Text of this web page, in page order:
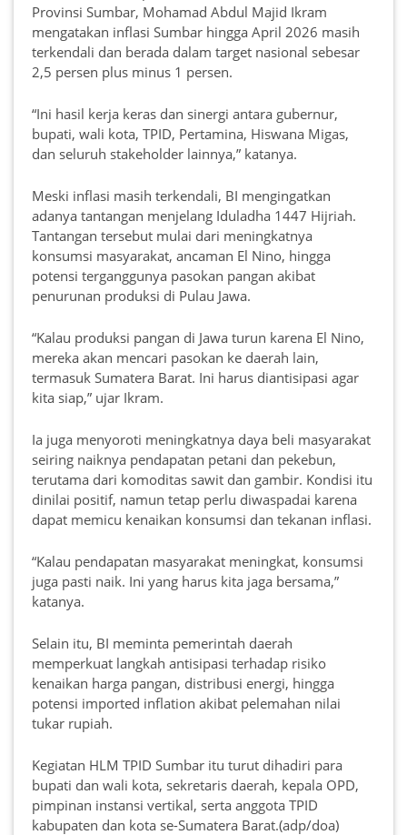
Provinsi Sumbar, Mohamad Abdul Majid Ikram
mengatakan inflasi Sumbar hingga April 2026 masih
terkendali dan berada dalam target nasional sebesar
2,5 persen plus minus 1 persen.
“Ini hasil kerja keras dan sinergi antara gubernur,
bupati, wali kota, TPID, Pertamina, Hiswana Migas,
dan seluruh stakeholder lainnya,” katanya.
Meski inflasi masih terkendali, BI mengingatkan
adanya tantangan menjelang Iduladha 1447 Hijriah.
Tantangan tersebut mulai dari meningkatnya
konsumsi masyarakat, ancaman El Nino, hingga
potensi terganggunya pasokan pangan akibat
penurunan produksi di Pulau Jawa.
“Kalau produksi pangan di Jawa turun karena El Nino,
mereka akan mencari pasokan ke daerah lain,
termasuk Sumatera Barat. Ini harus diantisipasi agar
kita siap,” ujar Ikram.
Ia juga menyoroti meningkatnya daya beli masyarakat
seiring naiknya pendapatan petani dan pekebun,
terutama dari komoditas sawit dan gambir. Kondisi itu
dinilai positif, namun tetap perlu diwaspadai karena
dapat memicu kenaikan konsumsi dan tekanan inflasi.
“Kalau pendapatan masyarakat meningkat, konsumsi
juga pasti naik. Ini yang harus kita jaga bersama,”
katanya.
Selain itu, BI meminta pemerintah daerah
memperkuat langkah antisipasi terhadap risiko
kenaikan harga pangan, distribusi energi, hingga
potensi imported inflation akibat pelemahan nilai
tukar rupiah.
Kegiatan HLM TPID Sumbar itu turut dihadiri para
bupati dan wali kota, sekretaris daerah, kepala OPD,
pimpinan instansi vertikal, serta anggota TPID
kabupaten dan kota se-Sumatera Barat.(adp/doa)